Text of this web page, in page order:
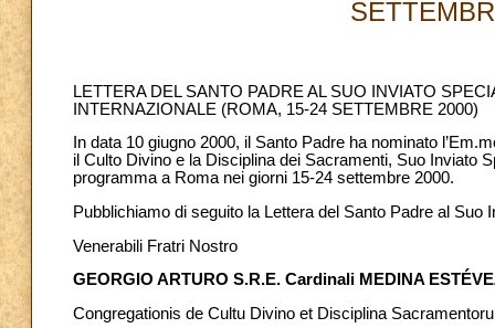
LETTERA DEL SANTO PADRE AL SUO INVIATO
INTERNAZIONALE (ROMA, 15-24 SETTEMBRE 2000)
In data 10 giugno 2000, il Santo Padre ha nominato
il Culto Divino e la Disciplina dei Sacramenti, Suo Inviato
programma a Roma nei giorni 15-24 settembre 2000.
Pubblichiamo di seguito la Lettera del Santo Padre al Suo
Venerabili Fratri Nostro
GEORGIO ARTURO S.R.E. Cardinali MEDINA
Congregationis de Cultu Divino et Disciplina